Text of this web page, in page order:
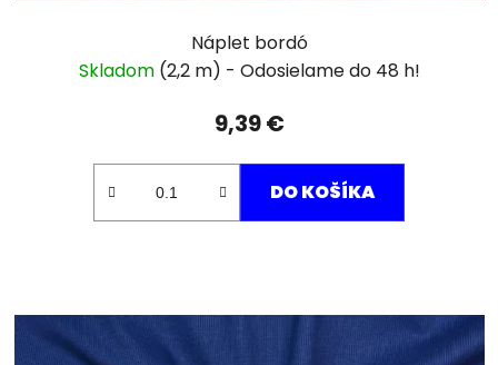
Náplet bordó
Skladom (2,2 m)
9,39 €
DO KOŠÍKA